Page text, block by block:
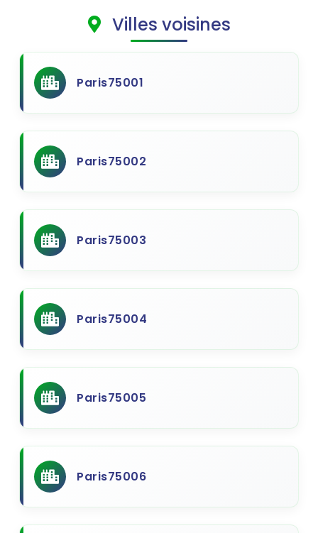
Villes voisines
Paris75001
Paris75002
Paris75003
Paris75004
Paris75005
Paris75006